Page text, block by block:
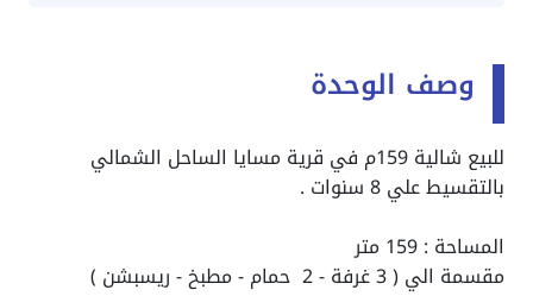
وصف الوحدة
للبيع شالية 159م في قرية مسايا الساحل الشمالي
بالتقسيط علي 8 سنوات .
المساحة : 159 متر
مقسمة الي ( 3 غرفة - 2 حمام - مطبخ - ريسبشن )